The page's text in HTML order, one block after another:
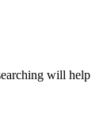
will help